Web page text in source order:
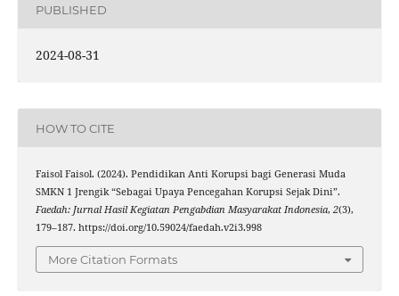
PUBLISHED
2024-08-31
HOW TO CITE
Faisol Faisol. (2024). Pendidikan Anti Korupsi bagi Generasi Muda
SMKN 1 Jrengik “Sebagai Upaya Pencegahan Korupsi Sejak Dini”.
Faedah: Jurnal Hasil Kegiatan Pengabdian Masyarakat Indonesia, 2(3),
179–187. https://doi.org/10.59024/faedah.v2i3.998
More Citation Formats